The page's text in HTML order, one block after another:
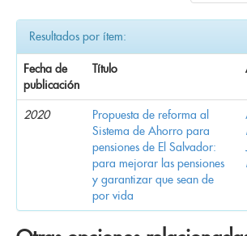
Resultados por ítem:
Fecha de
publicación
Título
2020
Propuesta de reforma al
Sistema de Ahorro para
pensiones de El Salvador:
para mejorar las pensiones
y garantizar que sean de
por vida